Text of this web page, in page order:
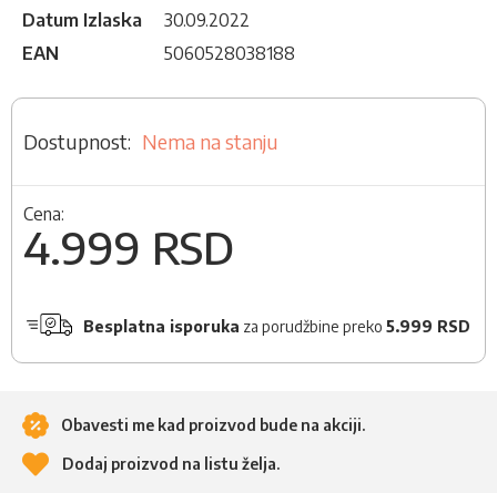
Datum Izlaska
30.09.2022
EAN
5060528038188
Nema na stanju
Cena:
4.999 RSD
Besplatna isporuka za porudžbine preko 5.999 RSD
Obavesti me kad proizvod bude na akciji.
Dodaj proizvod na listu želja.